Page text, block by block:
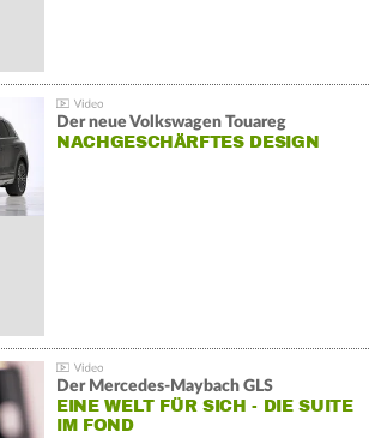
Der neue Volkswagen Touareg
NACHGESCHÄRFTES DESIGN
Der Mercedes‑Maybach GLS
EINE WELT FÜR SICH - DIE SUITE
IM FOND